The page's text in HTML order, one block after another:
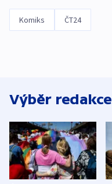
Komiks ČT24
Výběr redakce